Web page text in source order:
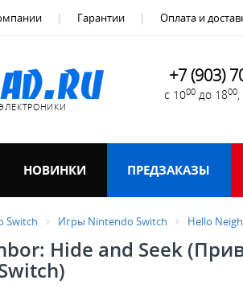
Гарантии Оплата и
+7 (903)
с 1000 до 1800
НОВИНКИ ПРЕДЗАКАЗЫ
Switch Игры Nintendo Switch Hello
Hide and Seek